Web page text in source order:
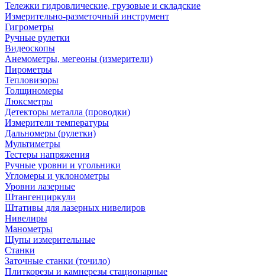
Тележки гидровлические, грузовые и складские
Измерительно-разметочный инструмент
Гигрометры
Ручные рулетки
Видеоскопы
Анемометры, мегеоны (измерители)
Пирометры
Тепловизоры
Толщиномеры
Люксметры
Детекторы металла (проводки)
Измерители температуры
Дальномеры (рулетки)
Мультиметры
Тестеры напряжения
Ручные уровни и угольники
Угломеры и уклонометры
Уровни лазерные
Штангенциркули
Штативы для лазерных нивелиров
Нивелиры
Манометры
Щупы измерительные
Станки
Заточные станки (точило)
Плиткорезы и камнерезы стационарные